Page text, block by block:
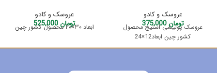
عروسک و کادو
تومان
عروسک پولیشی استیج محصول
کشور چین ابعاد12×24
عروسک و کادو
تومان
ابعاد ۳۰×۲۰ محصول کشور چین